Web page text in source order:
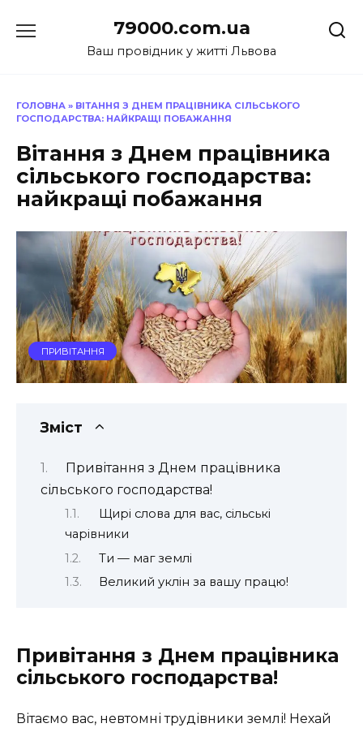
до
79000.com.ua
Ваш провідник у житті Львова
ГОЛОВНА » ВІТАННЯ З ДНЕМ ПРАЦІВНИКА СІЛЬСЬКОГО
ГОСПОДАРСТВА: НАЙКРАЩІ ПОБАЖАННЯ
Вітання з Днем працівника
сільського господарства:
найкращі побажання
ПРИВІТАННЯ
Зміст
Привітання з Днем працівника
сільського господарства!
Щирі слова для вас, сільські
чарівники
Ти — маг землі
Великий уклін за вашу працю!
Привітання з Днем працівника
сільського господарства!
Вітаємо вас, невтомні трудівники землі! Нехай